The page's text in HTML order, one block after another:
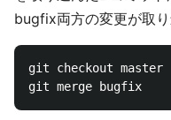
bugfix両方の変更が取り
git checkout master